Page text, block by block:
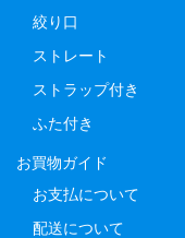
絞り口
ストレート
ストラップ付き
ふた付き
お買物ガイド
お支払について
配送について